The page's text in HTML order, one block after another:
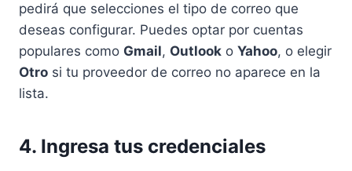
pedirá que selecciones el tipo de correo que
deseas configurar. Puedes optar por cuentas
populares como Gmail, Outlook o Yahoo, o elegir
Otro si tu proveedor de correo no aparece en la
lista.
4. Ingresa tus credenciales